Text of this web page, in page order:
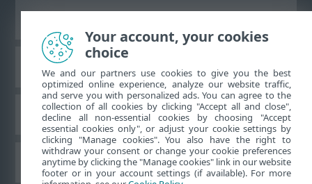
Base de conhecimento da ESET
Fórum ESET
Suporte regional
Your account, your cookies
choice
We and our partners use cookies to give you the best
optimized online experience, analyze our website traffic,
and serve you with personalized ads. You can agree to the
collection of all cookies by clicking "Accept all and close",
decline all non-essential cookies by choosing "Accept
essential cookies only", or adjust your cookie settings by
clicking "Manage cookies". You also have the right to
withdraw your consent or change your cookie preferences
anytime by clicking the "Manage cookies" link in our website
footer or in your account settings (if available). For more